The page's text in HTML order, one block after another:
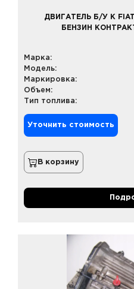
ДВИГАТЕЛЬ Б/У К FIAT
БЕНЗИН
Марка:
Модель:
Маркировка:
Объем:
Тип топлива:
Уточнить стоимость
В корзину